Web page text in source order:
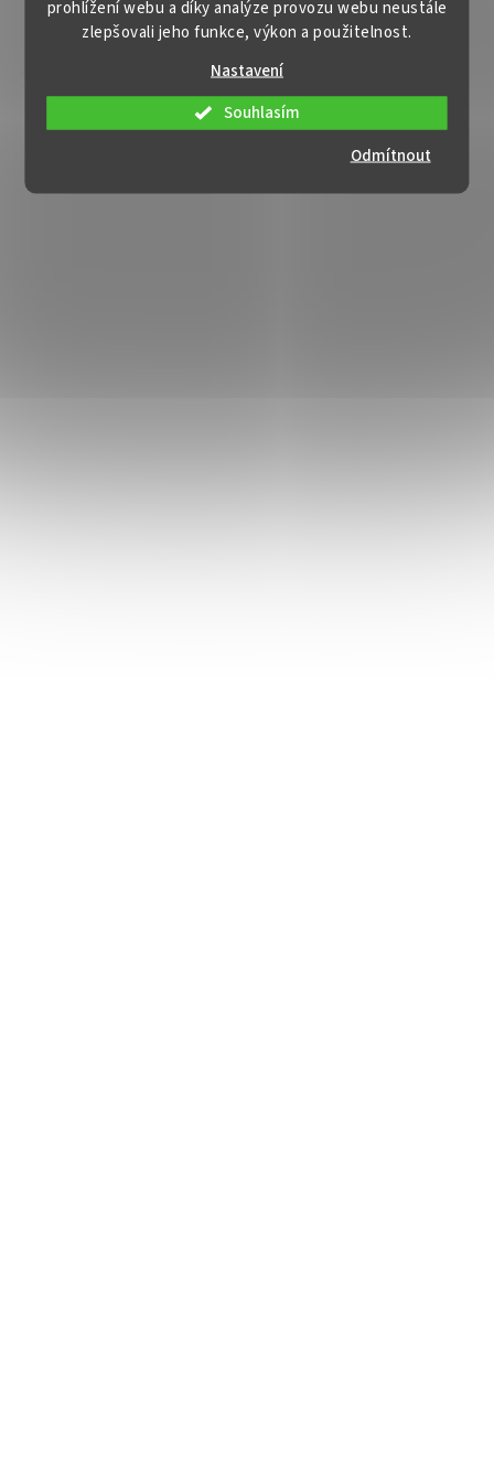
prohlížení webu a díky analýze provozu webu neustále
zlepšovali jeho funkce, výkon a použitelnost.
Nastavení
Odmítnout
Souhlasím